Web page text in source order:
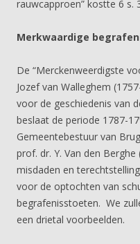
rauwcapproen” kostte 6 s.
Merkwaardige
De “Merckenweerdigste
Jozef van Walleghem
voor de geschiedenis van
beslaat de periode 1787-
Gemeentebestuur van
prof. dr. Y. Van den
misdaden en
voor de optochten van
begrafenisstoeten. We
een drietal voorbeelden.